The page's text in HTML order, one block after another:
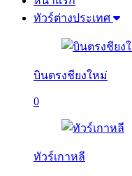
ทัวร์ต่างประเทศ
บินตรงชียงใหม่
0
ทัวร์เกาหลี